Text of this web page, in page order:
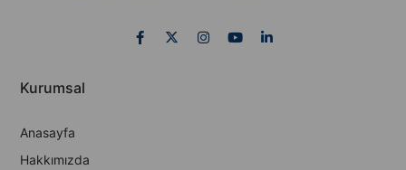
Kurumsal
Anasayfa
Hakkımızda